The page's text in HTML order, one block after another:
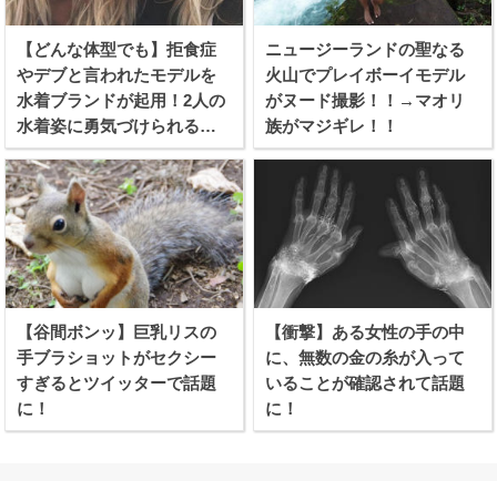
【どんな体型でも】拒食症
やデブと言われたモデルを
水着ブランドが起用！2人の
水着姿に勇気づけられる女
性続出！
ニュージーランドの聖なる
火山でプレイボーイモデル
がヌード撮影！！→マオリ
族がマジギレ！！
【谷間ボンッ】巨乳リスの
手ブラショットがセクシー
すぎるとツイッターで話題
に！
【衝撃】ある女性の手の中
に、無数の金の糸が入って
いることが確認されて話題
に！